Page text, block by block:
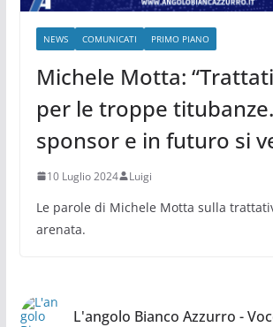
NEWS COMUNICATI PRIMO PIANO
Michele Motta:
per le troppe
sponsor e in futuro si
10 Luglio 2024 Luigi
Le parole di Michele Motta sulla
arenata.
L'angolo Bianco Azzurro -